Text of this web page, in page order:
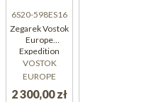
6S20-598ES16
Zegarek Vostok
Europe
Expedition
Ratownik Tatr
Klemens Klimek
Edition 6S20-
VOSTOK
EUROPE
2 300,00 zł